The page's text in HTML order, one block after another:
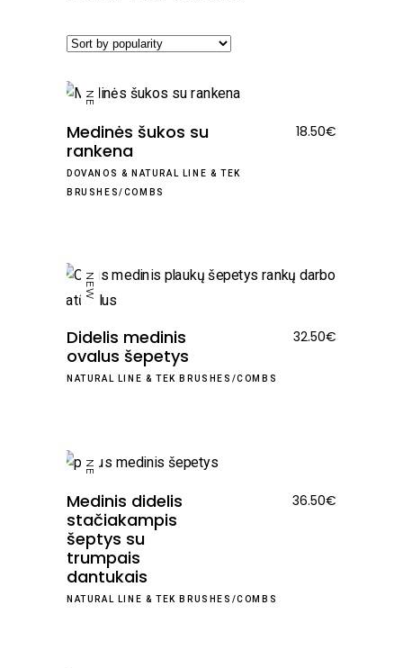
NEW
Medinės šukos su
rankena
18.50€
DOVANOS & NATURAL LINE &TEK
BRUSHES/COMBS
NEW
Didelis medinis
ovalus šepetys
32.50€
NATURAL LINE &TEK BRUSHES/COMBS
NEW
Medinis didelis
stačiakampis
šeptys su
trumpais
dantukais
36.50€
NATURAL LINE &TEK BRUSHES/COMBS